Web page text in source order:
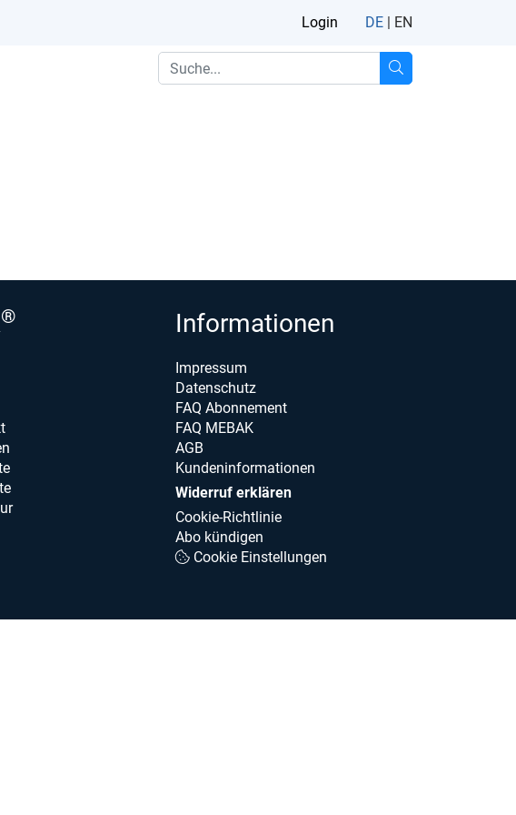
Login DE | EN
® Informationen
Impressum
Datenschutz
FAQ Abonnement
FAQ MEBAK
AGB
Kundeninformationen
Widerruf erklären
Cookie-Richtlinie
Abo kündigen
Cookie Einstellungen